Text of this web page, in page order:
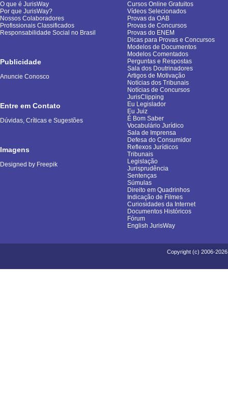
O que é JurisWay
Por que JurisWay?
Nossos Colaboradores
Profissionais Classificados
Responsabilidade Social no Brasil
Publicidade
Anuncie Conosco
Entre em Contato
Dúvidas, Críticas e Sugestões
Imagens
Designed by Freepik
Cursos Online Gratuitos
Vídeos Selecionados
Provas da OAB
Provas de Concursos
Provas do ENEM
Dicas para Provas e Concursos
Modelos de Documentos
Modelos Comentados
Perguntas e Respostas
Sala dos Doutrinadores
Artigos de Motivação
Notícias dos Tribunais
Notícias de Concursos
JurisClipping
Eu Legislador
Eu Juiz
É Bom Saber
Vocabulário Jurídico
Sala de Imprensa
Defesa do Consumidor
Reflexos Jurídicos
Tribunais
Legislação
Jurisprudência
Sentenças
Súmulas
Direito em Quadrinhos
Indicação de Filmes
Curiosidades da Internet
Documentos Históricos
Fórum
English JurisWay
Copyright (c) 2006-